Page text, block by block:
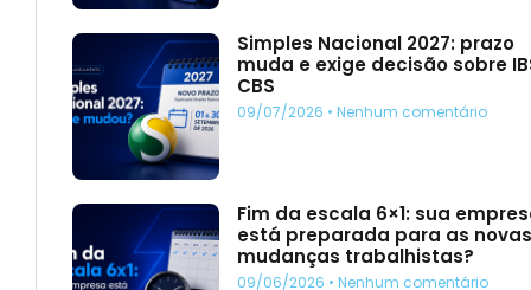
Simples Nacional 2027: prazo
muda e exige decisão sobre
CBS
09/07/2026 Nenhum comentário
Fim da escala 6×1: sua
está preparada para as
mudanças trabalhistas?
09/06/2026 Nenhum comentário